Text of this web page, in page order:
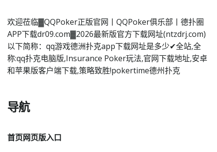
欢迎莅临▓QQPoker正版官网丨QQPoker俱乐部丨德扑圈
APP下载dr09.com▓2026最新版官方下载网址(ntzdrj.com)
以下简称：qq游戏德洲扑克app下载网址是多少✔全站,全
称:qq扑克电脑版,Insurance Poker玩法,官网下载地址,安卓
和苹果版客户端下载,策略致胜!pokertime德州扑克
导航
首页网页版入口